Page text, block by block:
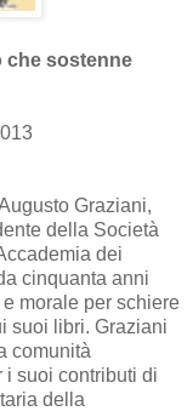
che sostenne
Graziani,
della Società
dei
cinquanta anni
morale per schiere
suoi libri. Graziani
comunità
i suoi contributi di
della